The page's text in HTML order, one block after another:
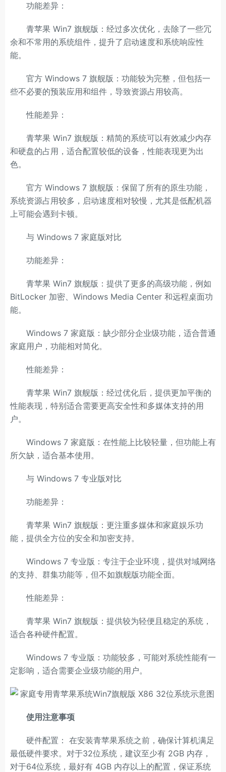
功能差异：
青苹果 Win7 旗舰版：经过多次优化，去除了一些冗
余和不常用的系统组件，提升了启动速度和系统响应性
能。
官方 Windows 7 旗舰版：功能较为完整，但包括一
些不必要的预装应用和组件，导致资源占用较高。
性能差异：
青苹果 Win7 旗舰版：精简的系统可以有效减少内存
和硬盘的占用，适合配置较低的设备，性能表现更为出
色。
官方 Windows 7 旗舰版：保留了所有的原生功能，
系统资源占用较多，启动速度相对较慢，尤其是低配机器
上可能会遇到卡顿。
与 Windows 7 家庭版对比
功能差异：
青苹果 Win7 旗舰版：提供了更多的高级功能，例如
BitLocker 加密、Windows Media Center 和远程桌面功
能。
Windows 7 家庭版：缺少部分企业级功能，适合普通
家庭用户，功能相对简化。
性能差异：
青苹果 Win7 旗舰版：经过优化后，提供更加平衡的
性能表现，特别适合需要更高安全性和多媒体支持的用
户。
Windows 7 家庭版：在性能上比较轻量，但功能上有
所欠缺，适合基本使用。
与 Windows 7 专业版对比
功能差异：
青苹果 Win7 旗舰版：更注重多媒体和家庭娱乐功
能，提供全方位的安全和加密支持。
Windows 7 专业版：专注于企业环境，提供对域网络
的支持、群集功能等，但不如旗舰版功能全面。
性能差异：
青苹果 Win7 旗舰版：提供较为轻便且稳定的系统，
适合各种硬件配置。
Windows 7 专业版：功能较多，可能对系统性能有一
定影响，适合需要企业级功能的用户。
使用注意事项
硬件配置： 在安装青苹果系统之前，确保计算机满足
最低硬件要求。对于32位系统，建议至少有 2GB 内存，
对于64位系统，最好有 4GB 内存以上的配置，保证系统